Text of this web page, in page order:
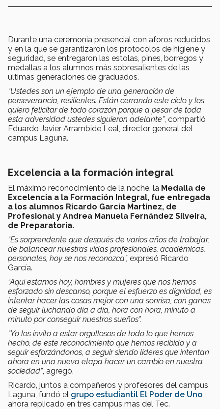
Durante una ceremonia presencial con aforos reducidos
y en la que se garantizaron los protocolos de higiene y
seguridad, se entregaron las estolas, pines, borregos y
medallas a los alumnos más sobresalientes de las
últimas generaciones de graduados.
“Ustedes son un ejemplo de una generación de
perseverancia, resilientes. Están cerrando este ciclo y los
quiero felicitar de todo corazón porque a pesar de toda
esta adversidad ustedes siguieron adelante”, compartió
Eduardo Javier Arrambide Leal, director general del
campus Laguna.
Excelencia a la formación integral
El máximo reconocimiento de la noche, la Medalla de
Excelencia a la Formación Integral, fue entregada
a los alumnos Ricardo García Martínez, de
Profesional y Andrea Manuela Fernández Silveira,
de Preparatoria.
“Es sorprendente que después de varios años de trabajar,
de balancear nuestras vidas profesionales, académicas,
personales, hoy se nos reconozca”, expresó Ricardo
García.
“Aquí estamos hoy, hombres y mujeres que nos hemos
esforzado sin descanso, porque el esfuerzo es dignidad, es
intentar hacer las cosas mejor con una sonrisa, con ganas
de seguir luchando día a día, hora con hora, minuto a
minuto por conseguir nuestros sueños".
“Yo los invito a estar orgullosos de todo lo que hemos
hecho, de este reconocimiento que hemos recibido y a
seguir esforzándonos, a seguir siendo líderes que intentan
ahora en una nueva etapa hacer un cambio en nuestra
sociedad”, agregó.
Ricardo, juntos a compañeros y profesores del campus
Laguna, fundó el grupo estudiantil El Poder de Uno
ahora replicado en tres campus mas del Tec.